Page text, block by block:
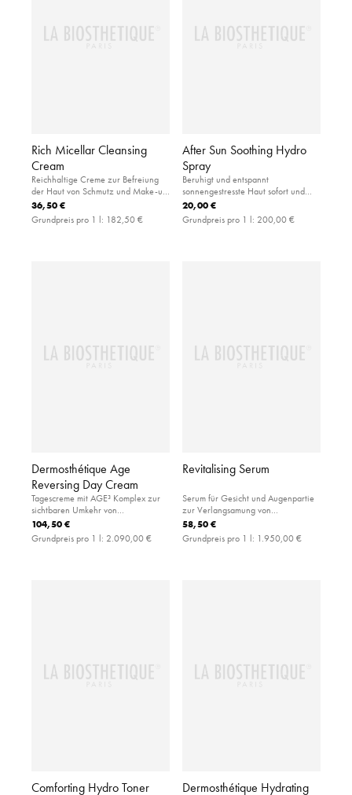
Rich Micellar Cleansing
Cream
Reichhaltige Creme zur Befreiung
der Haut von Schmutz und Make-up
für ein gepflegtes Hautgefühl
36,50 €
Grundpreis pro 1 l: 182,50 €
After Sun Soothing Hydro
Spray
Beruhigt und entspannt
sonnengestresste Haut sofort und
spendet wertvolle Feuchtigkeit
20,00 €
Grundpreis pro 1 l: 200,00 €
Dermosthétique Age
Reversing Day Cream
Tagescreme mit AGE³ Komplex zur
sichtbaren Umkehr von
Hautalterungsanzeichen
104,50 €
Grundpreis pro 1 l: 2.090,00 €
Revitalising Serum
Serum für Gesicht und Augenpartie
zur Verlangsamung von
Alterungsprozessen
58,50 €
Grundpreis pro 1 l: 1.950,00 €
Comforting Hydro Toner
Dermosthétique Hydrating